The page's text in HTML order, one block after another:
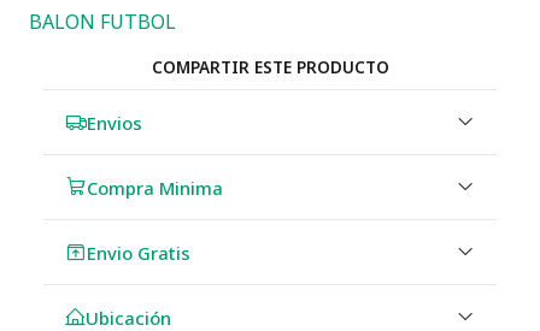
BALON FUTBOL
COMPARTIR ESTE PRODUCTO
Envios
Compra Minima
Envio Gratis
Ubicación